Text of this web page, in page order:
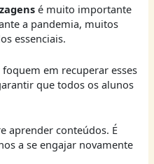
é muito importante
a pandemia, muitos
essenciais.
em recuperar esses
que todos os alunos
aprender conteúdos. É
a se engajar novamente